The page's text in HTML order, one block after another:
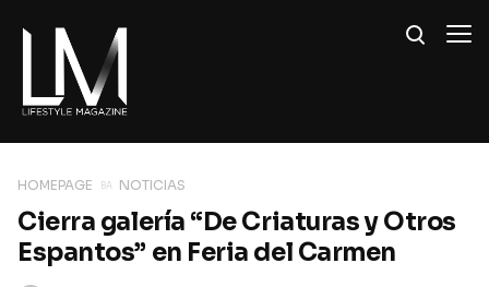
HOMEPAGE NOTICIAS
Cierra galería “De Criaturas y Otros
Espantos” en Feria del Carmen